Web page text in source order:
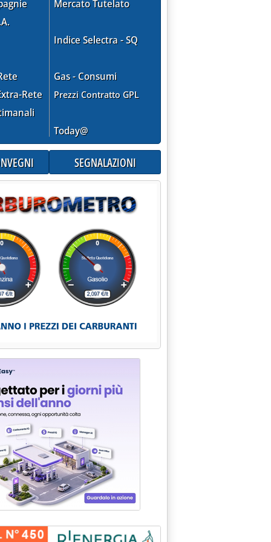
. . '
Rete
Mercato Tutelato
Indice Selectra - SQ
Gas - Consumi
Prezzi Contratto GPL
Today@
SEGNALAZIONI